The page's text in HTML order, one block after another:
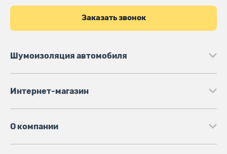
Заказать звонок
Шумоизоляция автомобиля
Интернет-магазин
О компании